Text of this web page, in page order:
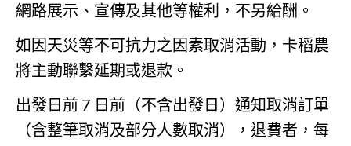
網路展示、宣傳及其他等權利，不另給酬。
如因天災等不可抗力之因素取消活動，卡稻農
將主動聯繫延期或退款。
出發日前 7 日前（不含出發日）通知取消訂單
（含整筆取消及部分人數取消），退費者，每